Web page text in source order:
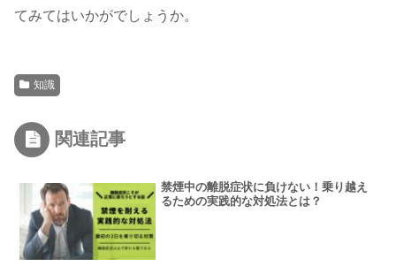
てみてはいかがでしょうか。
知識
関連記事
禁煙中の離脱症状に負けない！乗り越え
るための実践的な対処法とは？